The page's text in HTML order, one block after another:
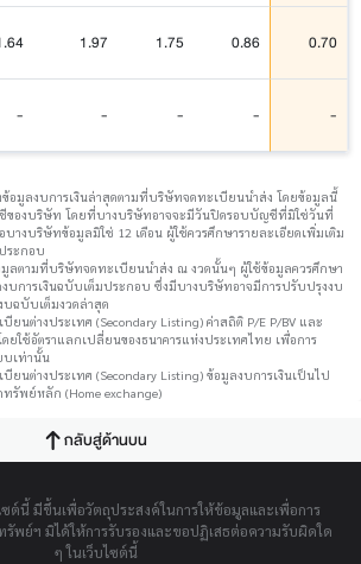
1.97 1.75 0.86 0.70
- - - - -
อมูลงบการเงินล่าสุดตามที่บริษัทจดทะเบียนนำส่ง โดยข้อมูลนี้
องบริษัท โดยที่บางบริษัทอาจจะมีวันปิดรอบบัญชีที่มิใช่วันที่
บางบริษัทข้อมูลมิใช่ 12 เดือน ผู้ใช้ควรศึกษารายละเอียดเพิ่มเติม
ระกอบ
มูลตามที่บริษัทจดทะเบียนนำส่ง ณ งวดนั้นๆ ผู้ใช้ข้อมูลควรศึกษา
งบการเงินฉบับเต็มประกอบ ซึ่งมีบางบริษัทอาจมีการปรับปรุงงบ
ฉบับเต็มงวดล่าสุด
นต่างประเทศ (Secondary Listing) ค่าสถิติ P/E P/BV และ
ดยใช้อัตราแลกเปลี่ยนของธนาคารแห่งประเทศไทย เพื่อการ
บเท่านั้น
ยนต่างประเทศ (Secondary Listing) ข้อมูลงบการเงินเป็นไป
รัพย์หลัก (Home exchange)
กลับสู่ด้านบน
ต์นี้ มีขึ้นเพื่อวัตถุประสงค์ในการให้ข้อมูลและเพื่อการ
พย์ฯ มิได้ให้การรับรองและขอปฏิเสธต่อความรับผิดใด
ๆ ในเว็บไซต์นี้